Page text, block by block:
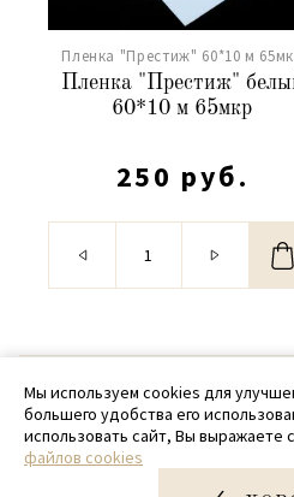
Пленка "Престиж" 60*10 м
Пленка "Престиж"
60*10 м 65мкр
250 руб.
© 2020 - 2026
+ 7 (918)
Мы используем cookies для
большего удобства его
использовать сайт, Вы выражаете
файлов cookies